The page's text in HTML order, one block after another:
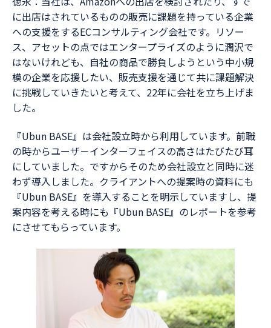
に出店はされているものの販売に課題を持っている企業
への支援をするECコンサルティング会社です。リソー
ス、アセットの点ではエンタープライズのように潤沢で
はないけれども、自社の商品で勝負しようという中小規
模の企業を応援したい、販売支援を通じて共に課題解決
に挑戦していきたいと考えて、22年に会社を立ち上げま
した。
『Ubun BASE』は会社設立時から利用しています。前職
の時からユーザ－インターフェイスの高さはたびたび耳
にしていました。ですからそのため会社設立と同時に迷
わず導入しました。クライアントへの提案時の資料にも
『Ubun BASE』を導入することを明示していますし、提
案内容を考える時にも『Ubun BASE』のレポートを参考
にさせてもらっています。